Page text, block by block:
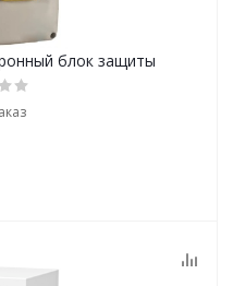
блок защиты